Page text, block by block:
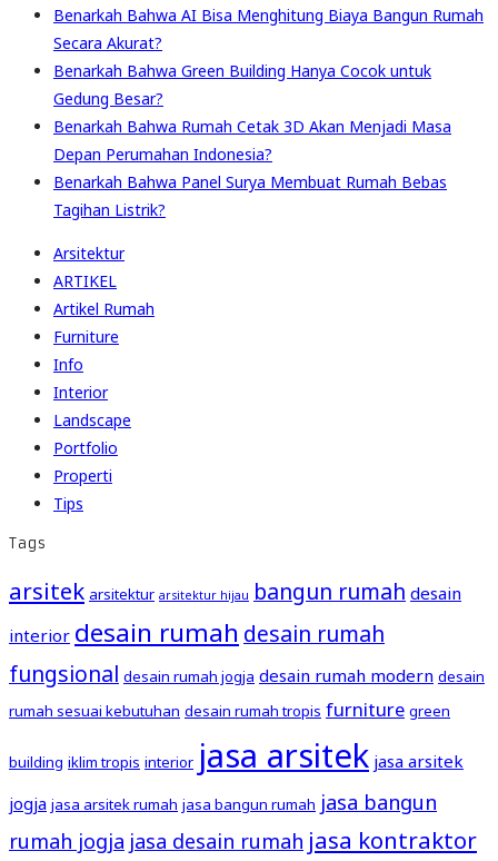
Benarkah Bahwa AI Bisa Menghitung Biaya Bangun Rumah
Secara Akurat?
Benarkah Bahwa Green Building Hanya Cocok untuk
Gedung Besar?
Benarkah Bahwa Rumah Cetak 3D Akan Menjadi Masa
Depan Perumahan Indonesia?
Benarkah Bahwa Panel Surya Membuat Rumah Bebas
Tagihan Listrik?
Arsitektur
ARTIKEL
Artikel Rumah
Furniture
Info
Interior
Landscape
Portfolio
Properti
Tips
Tags
arsitek arsitektur arsitektur hijau bangun rumah desain
interior desain rumah desain rumah
fungsional desain rumah jogja desain rumah modern desain
rumah sesuai kebutuhan desain rumah tropis furniture green
building iklim tropis interior jasa arsitek jasa arsitek
jogja jasa arsitek rumah jasa bangun rumah jasa bangun
rumah jogja jasa desain rumah jasa kontraktor